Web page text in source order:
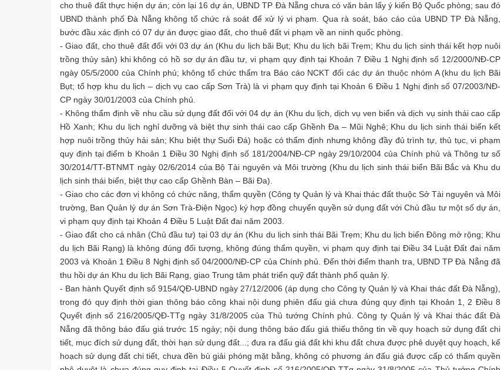
cho thuê đất thực hiện dự án; còn lại 16 dự án, UBND TP Đà Nẵng chưa có văn bản lấy ý kiến Bộ Quốc phòng; sau đó
UBND thành phố Đà Nẵng không tổ chức rà soát để xử lý vi phạm. Qua rà soát, báo cáo của UBND TP Đà Nẵng,
bước đầu xác định có 07 dự án được giao đất, cho thuê đất vi phạm về an ninh quốc phòng.
- Giao đất, cho thuê đất đối với 03 dự án (Khu du lịch bãi Bụt; Khu du lịch bãi Trẹm; Khu du lịch sinh thái kết hợp nuôi
trồng thủy sản) khi không có hồ sơ dự án đầu tư, vi phạm quy định tại Khoản 7 Điều 1 Nghị định số 12/2000/NĐ-CP
ngày 05/5/2000 của Chính phủ; không tổ chức thẩm tra Báo cáo NCKT đối các dự án thuộc nhóm A (khu du lịch Bãi
Bụt; tổ hợp khu du lịch – dịch vụ cao cấp Sơn Trà) là vi phạm quy định tại Khoản 6 Điều 1 Nghị định số 07/2003/NĐ-
CP ngày 30/01/2003 của Chính phủ.
- Không thẩm định về nhu cầu sử dụng đất đối với 04 dự án (Khu du lịch, dịch vụ ven biển và dịch vụ sinh thái cao cấp
Hồ Xanh; Khu du lịch nghỉ dưỡng và biệt thự sinh thái cao cấp Ghềnh Đa – Mũi Nghê; Khu du lịch sinh thái biển kết
hợp nuôi trồng thủy hải sản; Khu biệt thự Suối Đá) hoặc có thẩm định nhưng không đầy đủ trình tự, thủ tục, vi phạm
quy định tại điểm b Khoản 1 Điều 30 Nghị định số 181/2004/NĐ-CP ngày 29/10/2004 của Chính phủ và Thông tư số
30/2014/TT-BTNMT ngày 02/6/2014 của Bộ Tài nguyên và Môi trường (Khu du lịch sinh thái biển Bãi Bắc và Khu du
lịch sinh thái biển, biệt thự cao cấp Ghềnh Bàn – Bãi Đa).
- Giao cho các đơn vị không có chức năng, thẩm quyền (Công ty Quản lý và Khai thác đất thuộc Sở Tài nguyên và Môi
trường, Ban Quản lý dự án Sơn Trà-Điện Ngọc) ký hợp đồng chuyển quyền sử dụng đất với Chủ đầu tư một số dự án,
vi phạm quy định tại Khoản 4 Điều 5 Luật Đất đai năm 2003.
- Giao đất cho cá nhân (Chủ đầu tư) tại 03 dự án (Khu du lịch sinh thái Bãi Trẹm; Khu du lịch biển Đông mở rộng; Khu
du lịch Bãi Rạng) là không đúng đối tượng, không đúng thẩm quyền, vi phạm quy định tại Điều 34 Luật Đất đai năm
2003 và Khoản 1 Điều 8 Nghị định số 04/2000/NĐ-CP của Chính phủ. Đến thời điểm thanh tra, UBND TP Đà Nẵng đã
thu hồi dự án Khu du lịch Bãi Rạng, giao Trung tâm phát triển quỹ đất thành phố quản lý.
- Ban hành Quyết định số 9154/QĐ-UBND ngày 27/12/2006 (áp dụng cho Công ty Quản lý và Khai thác đất Đà Nẵng),
trong đó quy định thời gian thông báo công khai nội dung phiên đấu giá chưa đúng quy định tại Khoản 1, 2 Điều 8
Quyết định số 216/2005/QĐ-TTg ngày 31/8/2005 của Thủ tướng Chính phủ. Công ty Quản lý và Khai thác đất Đà
Nẵng đã thông báo đấu giá trước 15 ngày; nội dung thông báo đấu giá thiếu thông tin về quy hoạch sử dụng đất chi
tiết, mục đích sử dụng đất, thời hạn sử dụng đất...; đưa ra đấu giá đất khi khu đất chưa được phê duyệt quy hoạch, kế
hoạch sử dụng đất chi tiết, chưa đền bù giải phóng mặt bằng, không có phương án đấu giá được cấp có thẩm quyền